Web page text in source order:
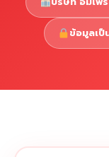
Copyright ©
ข้อมูลเป็